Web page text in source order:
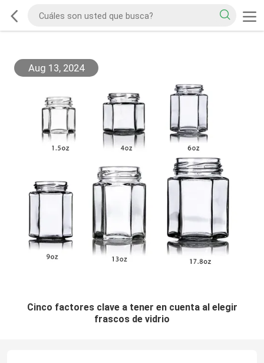
Aug 13, 2024
Cinco factores clave a tener en cuenta al elegir
frascos de vidrio